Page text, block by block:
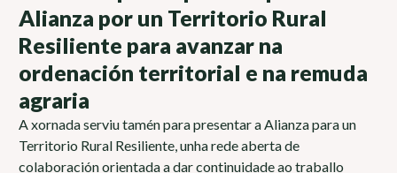
Alianza por un Territorio Rural
Resiliente para avanzar na
ordenación territorial e na remuda
agraria
A xornada serviu tamén para presentar a Alianza para un
Territorio Rural Resiliente, unha rede aberta de
colaboración orientada a dar continuidade ao traballo